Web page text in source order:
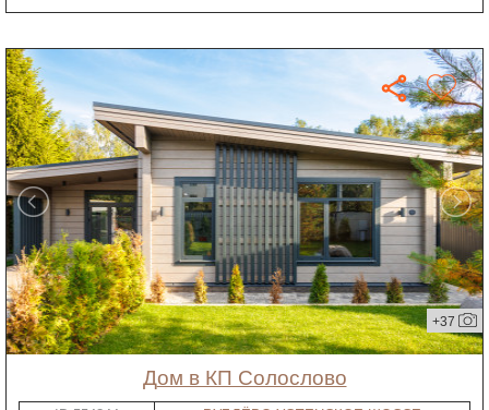
+37
дом в КП Солослово